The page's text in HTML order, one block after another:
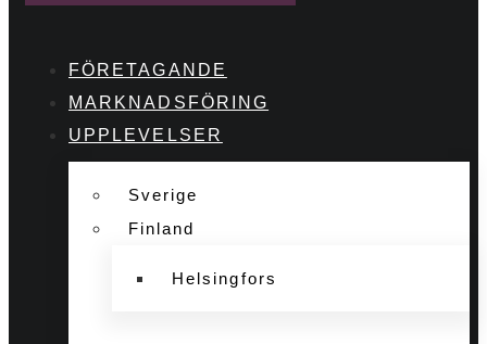
FÖRETAGANDE
MARKNADSFÖRING
UPPLEVELSER
Sverige
Finland
Helsingfors